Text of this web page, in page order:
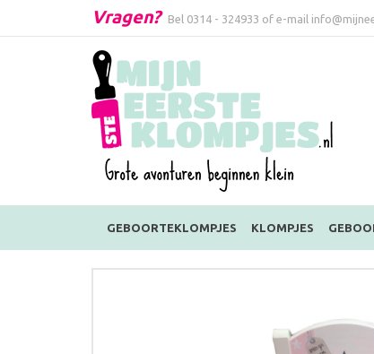
Vragen? Bel 0314 - 324933 of e-mail
GEBOORTEKLOMPJES KLOMPJES